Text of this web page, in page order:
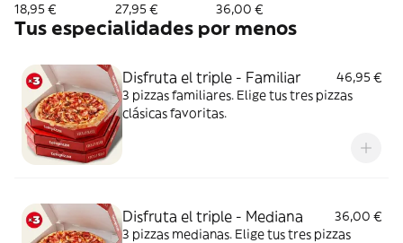
18,95 €
27,95 €
36,00 €
Tus especialidades por menos
Disfruta el triple - Familiar
46,95 €
3 pizzas familiares. Elige tus tres pizzas
clásicas favoritas.
Disfruta el triple - Mediana
36,00 €
3 pizzas medianas. Elige tus tres pizzas